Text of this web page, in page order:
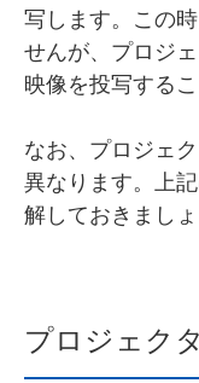
写します。この
せんが、プロジ
映像を投写する
なお、プロジェ
異なります。上
解しておきましょ
プロジェク